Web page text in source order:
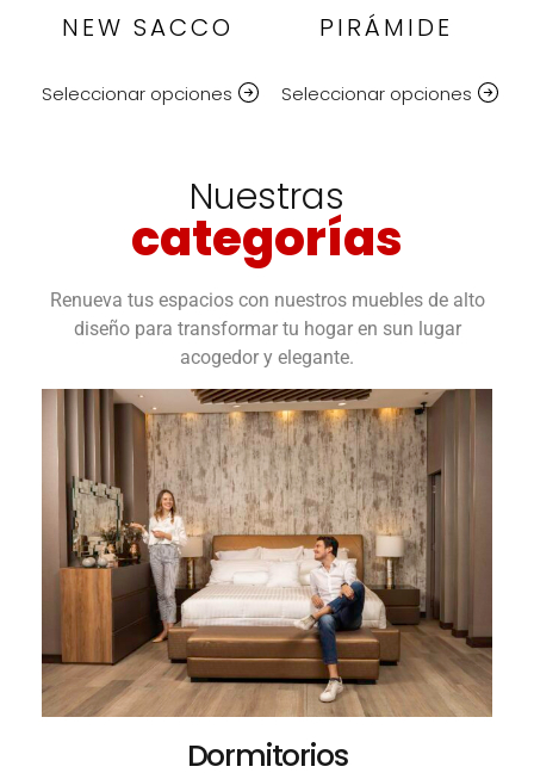
NEW SACCO
Seleccionar opciones
PIRÁMIDE
Seleccionar opciones
Nuestras
categorías
Renueva tus espacios con nuestros muebles de alto
diseño para transformar tu hogar en sun lugar
acogedor y elegante.
Dormitorios